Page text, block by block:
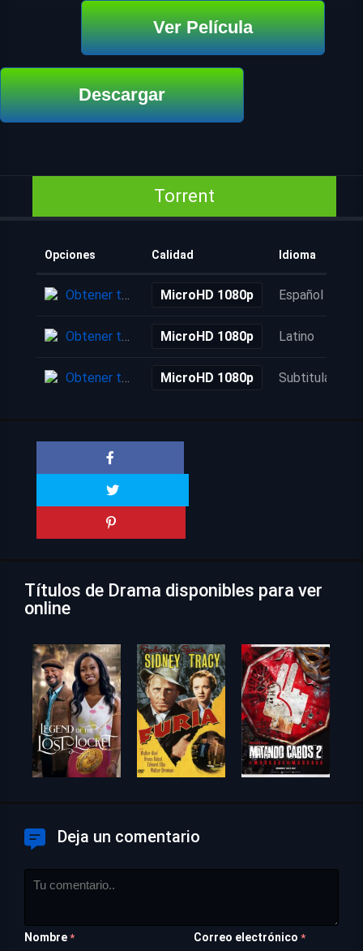
Ver Película
Descargar
Torrent
Opciones Calidad Idioma
Obtener torrent MicroHD 1080p Español
Obtener torrent MicroHD 1080p Latino
Obtener torrent MicroHD 1080p Subtitulada
Títulos de Drama disponibles para ver
online
Deja un comentario
Nombre * Correo electrónico *